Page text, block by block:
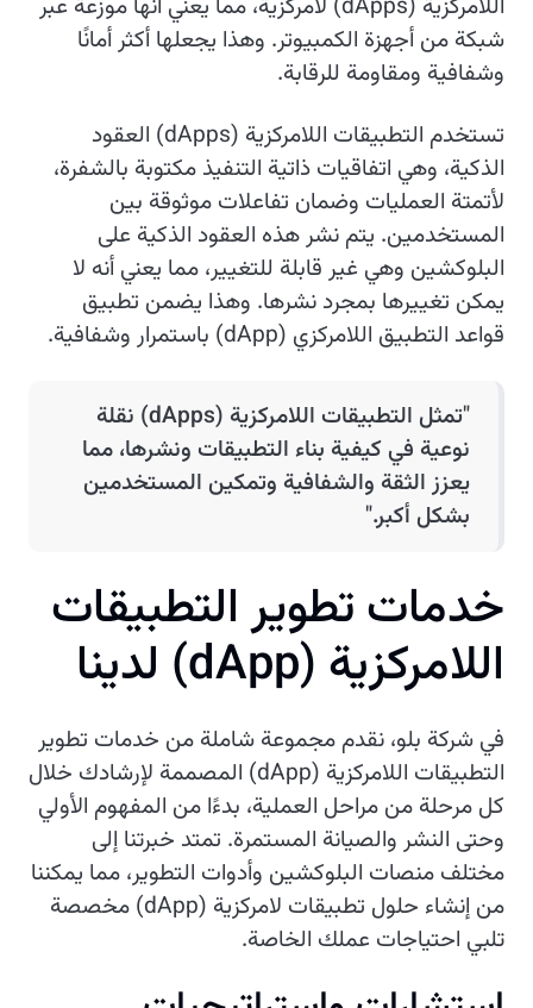
اللامركزية (dApps) لامركزية، مما يعني أنها موزعة عبر
شبكة من أجهزة الكمبيوتر. وهذا يجعلها أكثر أمانًا
وشفافية ومقاومة للرقابة.
تستخدم التطبيقات اللامركزية (dApps) العقود
الذكية، وهي اتفاقيات ذاتية التنفيذ مكتوبة بالشفرة،
لأتمتة العمليات وضمان تفاعلات موثوقة بين
المستخدمين. يتم نشر هذه العقود الذكية على
البلوكشين وهي غير قابلة للتغيير، مما يعني أنه لا
يمكن تغييرها بمجرد نشرها. وهذا يضمن تطبيق
قواعد التطبيق اللامركزي (dApp) باستمرار وشفافية.
"تمثل التطبيقات اللامركزية (dApps) نقلة
نوعية في كيفية بناء التطبيقات ونشرها، مما
يعزز الثقة والشفافية وتمكين المستخدمين
بشكل أكبر."
خدماتتطوير التطبيقات
اللمركزية (
dApp
) لدينا
في شركة بلو، نقدم مجموعة شاملة من خدمات تطوير
التطبيقات اللامركزية (dApp) المصممة لإرشادك خلال
كل مرحلة من مراحل العملية، بدءًا من المفهوم الأولي
وحتى النشر والصيانة المستمرة. تمتد خبرتنا إلى
مختلف منصات البلوكشين وأدوات التطوير، مما يمكننا
من إنشاء حلول تطبيقات لامركزية (dApp) مخصصة
تلبي احتياجات عملك الخاصة.